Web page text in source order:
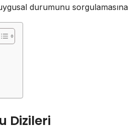
durumunu sorgulamasına
Dizileri